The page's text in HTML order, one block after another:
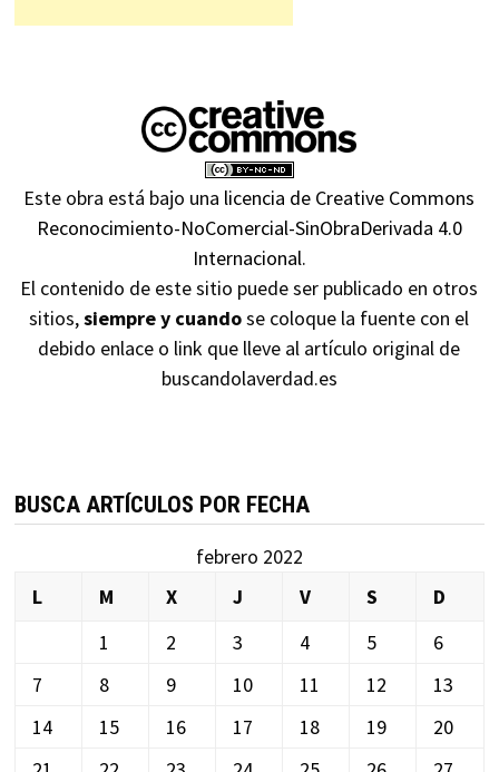
Este obra está bajo una licencia de Creative Commons
Reconocimiento-NoComercial-SinObraDerivada 4.0
Internacional.
El contenido de este sitio puede ser publicado en otros
sitios,siempre y cuandose coloque la fuente con el
debido enlace o link que lleve al artículo original de
buscandolaverdad.es
BUSCA ARTÍCULOS POR FECHA
febrero 2022
L
M X J V S
D
1
2 3 4 5
6
7
8 9 10 11 12
13
14
15 16 17 18 19
20